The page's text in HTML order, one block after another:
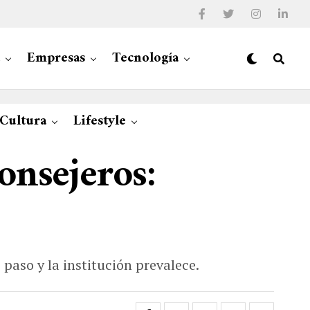
Empresas Tecnología
Lifestyle
paso y la institución prevalece.